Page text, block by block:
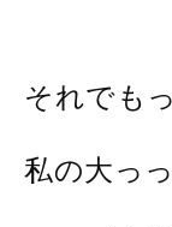
それでも
私の大っ